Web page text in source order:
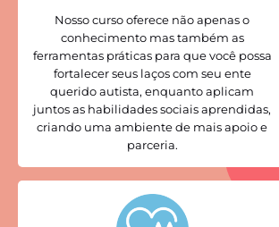
Nosso curso oferece não apenas o
conhecimento mas também as
ferramentas práticas para que você possa
fortalecer seus laços com seu ente
querido autista, enquanto aplicam
juntos as habilidades sociais aprendidas,
criando uma ambiente de mais apoio e
parceria.